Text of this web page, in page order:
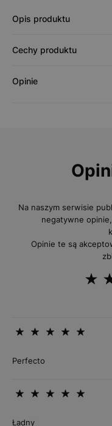
Opis produktu
Cechy produktu
Opinie
Na naszym serwisie
negatywne
Opinie te są
Perfecto
Ładny